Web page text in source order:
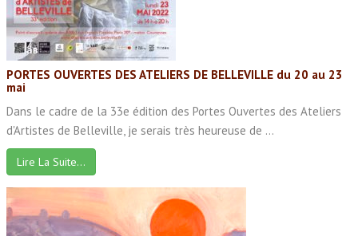
PORTES OUVERTES DES ATELIERS DE BELLEVILLE du 20 au 23
mai
Dans le cadre de la 33e édition des Portes Ouvertes des Ateliers
d'Artistes de Belleville, je serais très heureuse de ...
Lire La Suite…